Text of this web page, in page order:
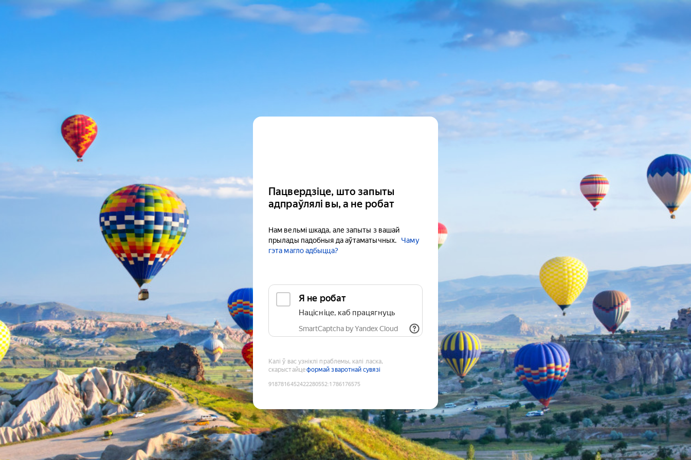
Пацвердзіце, што запыты
адпраўлялі вы, а не робат
Нам вельмі шкада, але запыты з вашай
прылады падобныя да аўтаматычных.
Чаму
гэта магло адбыцца?
Я не робат
Націсніце, каб працягнуць
SmartCaptcha by Yandex Cloud
Калі ў вас узніклі праблемы, калі ласка,
скарыстайцеформай зваротнай сувязі
9187816452422280552:1786176575